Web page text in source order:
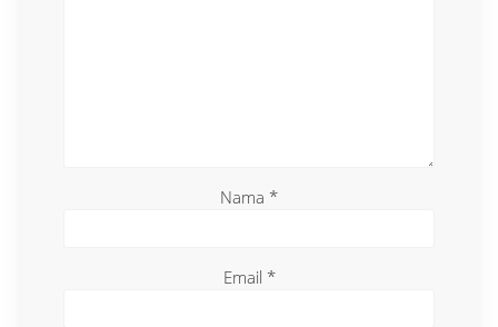
Nama *
Email *